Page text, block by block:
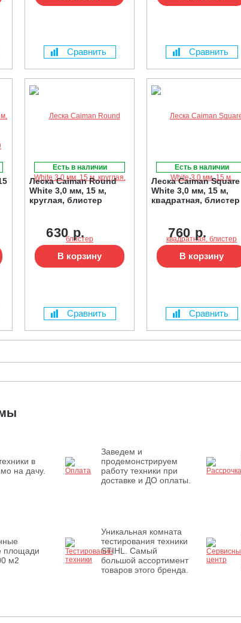
Сравнить Сравнить
Есть в наличии
Леска Caiman Round
White 3,0 мм, 15 м,
круглая, блистер
630 р.
В корзину
Сравнить
Есть в наличии
Леска Caiman Square
White 3,0 мм, 15 м,
квадратная, блистер
760 р.
В корзину
Сравнить
в
на дачу.
Заведем и
продемонстрируем
работу техники при
доставке и ДО оплаты.
площади
м2
Уникальная комната
тестирования техники
STIHL. Самый
большой ассортимент
товаров этого бренда.